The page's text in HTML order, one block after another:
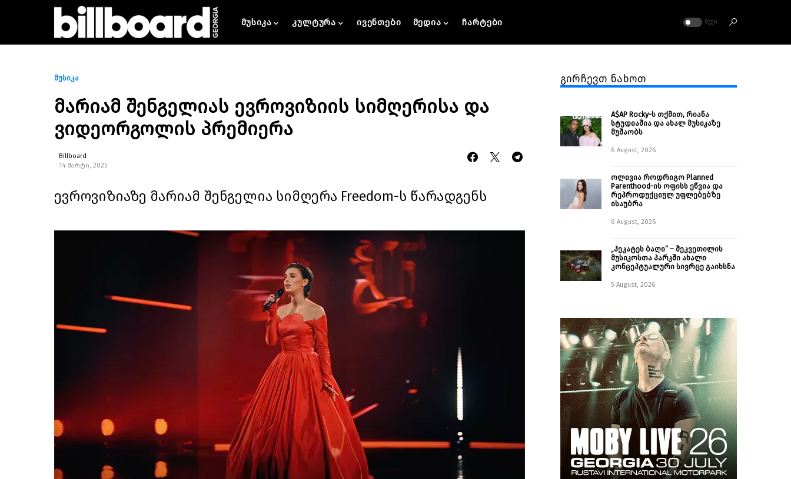
მუსიკა კულტურა ივენთები მედია ჩარტები ᲛᲣᲥᲘ
მუსიკა
მარიამ შენგელიას ევროვიზიის სიმღერისა და
ვიდეორგოლის პრემიერა
Billboard
14 მარტი, 2025
ევროვიზიაზე მარიამ შენგელია სიმღერა Freedom-ს წარადგენს
გირჩევთ ნახოთ
A$AP Rocky-ს თქმით, რიანა
სტუდიაშია და ახალ მუსიკაზე
მუშაობს
6 August, 2026
ოლივია როდრიგო Planned
Parenthood-ის ოფისს ეწვია და
რეპროდუქციულ უფლებებზე
ისაუბრა
6 August, 2026
„ჰეკატეს ბაღი“ – შეკვეთილის
მუსიკოსთა პარკში ახალი
კონცეპტუალური სივრცე გაიხსნა ￼
5 August, 2026